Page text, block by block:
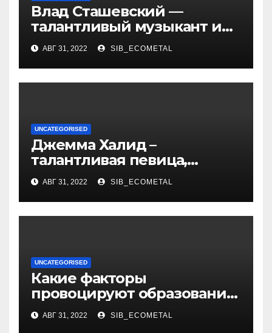
Влад Сташевский —
талантливый музыкант и
певец, чья биография и
личная жизнь
вдохновляют!
АВГ 31, 2022 SIB_ECOMETAL
UNCATEGORISED
Джемма Халид –
талантливая певица,
музыкант и автор песен со
смыслом
АВГ 31, 2022 SIB_ECOMETAL
UNCATEGORISED
Какие факторы
провоцируют образование
жировиков
АВГ 31, 2022 SIB_ECOMETAL